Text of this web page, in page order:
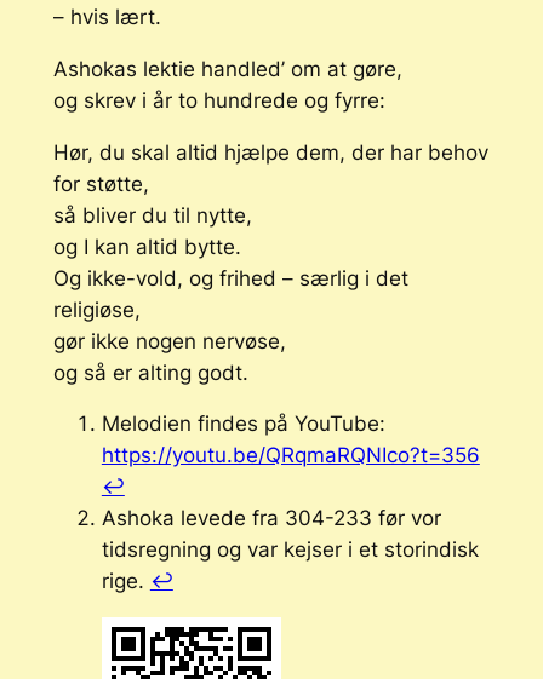
– hvis lært.
Ashokas lektie handled’ om at gøre,
og skrev i år to hundrede og fyrre:
Hør, du skal altid hjælpe dem, der har behov
for støtte,
så bliver du til nytte,
og I kan altid bytte.
Og ikke-vold, og frihed – særlig i det
religiøse,
gør ikke nogen nervøse,
og så er alting godt.
Melodien findes på YouTube:
https://youtu.be/QRqmaRQNIco?t=356
↩︎
Ashoka levede fra 304-233 før vor
tidsregning og var kejser i et storindisk
rige. ↩︎